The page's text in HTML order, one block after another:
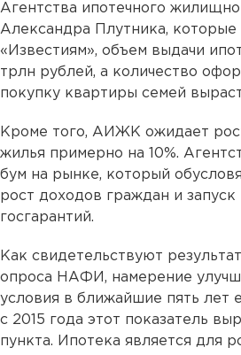
Агентства ипотечного
Александра Плутника, которые
«Известиям», объем выдачи
трлн рублей, а количество
покупку квартиры семей
Кроме того, АИЖК ожидает
жилья примерно на 10%.
бум на рынке, который
рост доходов граждан и запуск
госгарантий.
Как свидетельствуют
опроса НАФИ, намерение
условия в ближайшие пять лет
с 2015 года этот показатель
пункта. Ипотека является для